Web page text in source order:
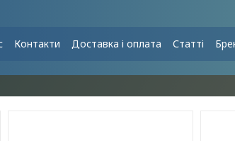
Контакти Доставка і оплата Статті